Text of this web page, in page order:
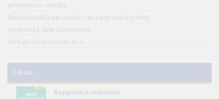
promesso in vendita
Responsabilità del notaio: natura giuridica e limiti
Reciprocità delle concessioni
Tutti gli ultimi contributi >
E-Book
Rapporto e relazione